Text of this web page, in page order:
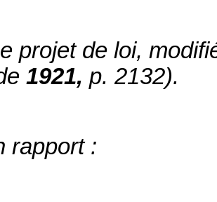
projet de loi,
1921, p. 2132).
: